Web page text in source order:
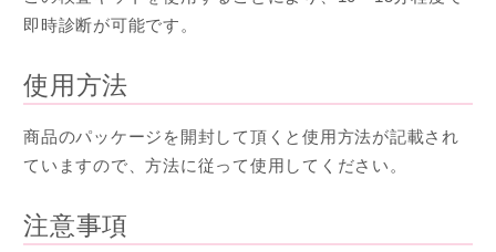
即時診断が可能です。
使用方法
商品のパッケージを開封して頂くと使用方法が記載され
ていますので、方法に従って使用してください。
注意事項